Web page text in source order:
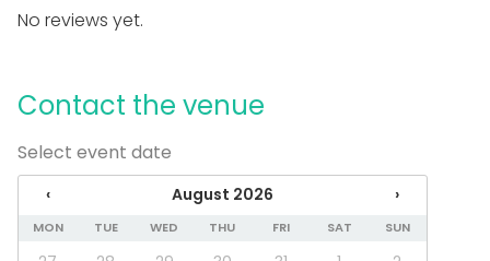
Fair / Exhibition
Cabin trip / Retreat
Christmas Party
Venue type
Banquet hall
Multi-purpose event space
No reviews yet.
Contact the venue
Select event date
‹ August 2026 ›
MON TUE WED THU FRI SAT SUN